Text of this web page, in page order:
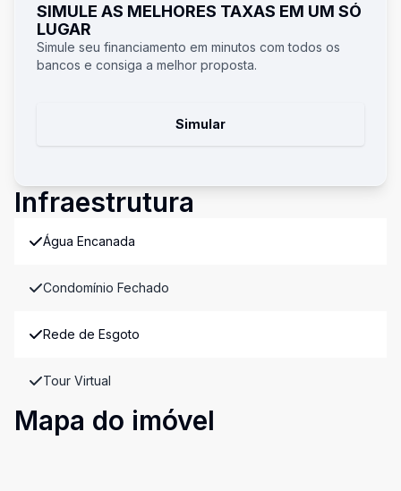
SIMULE AS MELHORES TAXAS EM UM SÓ
LUGAR
Simule seu financiamento em minutos com todos os
bancos e consiga a melhor proposta.
Simular
Infraestrutura
Água Encanada
Condomínio Fechado
Rede de Esgoto
Tour Virtual
Mapa do imóvel